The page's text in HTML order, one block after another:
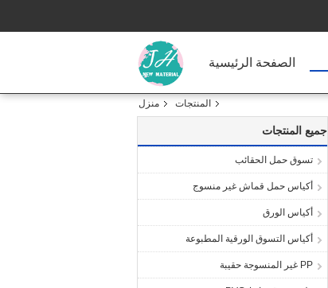
الصفحة الرئيسية
منزل المنتجات
جميع المنتجات
تسوق حمل الحقائب
أكياس حمل قماش غير منسوج
أكياس الورق
أكياس التسوق الورقية المطبوعة
PP غير المنسوجة حقيبة